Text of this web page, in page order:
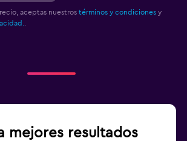
aceptas nuestros términos y condiciones y
mejores resultados